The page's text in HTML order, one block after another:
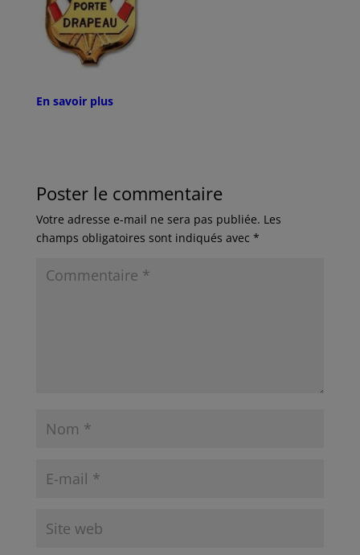
En savoir plus
Poster le commentaire
Votre adresse e-mail ne sera pas publiée. Les
champs obligatoires sont indiqués avec *